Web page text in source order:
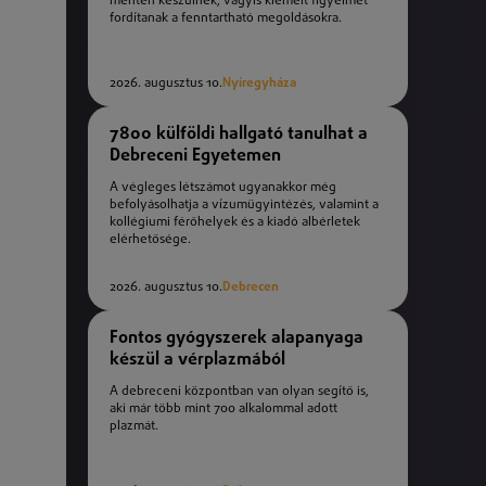
fordítanak a fenntartható megoldásokra.
2026. augusztus 10. Nyíregyháza
7800 külföldi hallgató tanulhat a
Debreceni Egyetemen
A végleges létszámot ugyanakkor még
befolyásolhatja a vízumügyintézés, valamint a
kollégiumi férőhelyek és a kiadó albérletek
elérhetősége.
2026. augusztus 10.Debrecen
Fontos gyógyszerek alapanyaga
készül a vérplazmából
A debreceni központban van olyan segítő is,
aki már több mint 700 alkalommal adott
plazmát.